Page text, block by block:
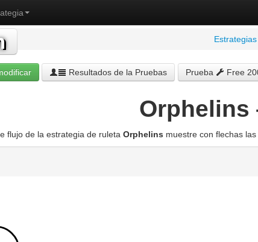
Resultados de la Pruebas Prueba Free
Orphelins
flujo de la estrategia de ruleta Orphelins muestre con flechas